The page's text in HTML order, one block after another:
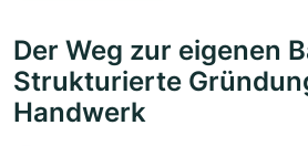
Der Weg zur eigenen
Strukturierte
Handwerk